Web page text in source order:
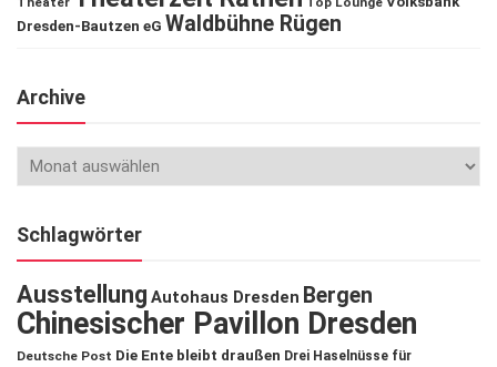
Dresden-Bautzen eG Waldbühne Rügen
Archive
Schlagwörter
Ausstellung Autohaus Dresden Bergen
Chinesischer Pavillon Dresden
Deutsche Post Die Ente bleibt draußen Drei Haselnüsse für